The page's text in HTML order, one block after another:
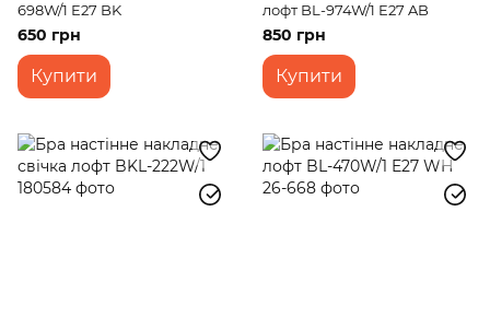
698W/1 E27 BK
650 грн
Купити
лофт BL-974W/1 E27 AB
850 грн
Купити